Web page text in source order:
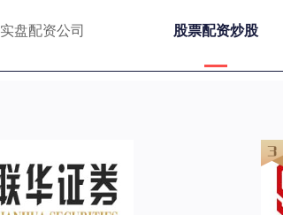
实盘配资公司 股票配资炒股